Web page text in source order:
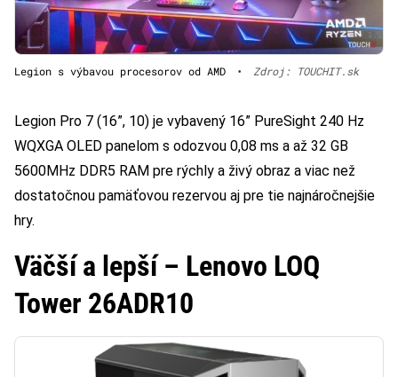
Legion s výbavou procesorov od AMD • Zdroj: TOUCHIT.sk
Legion Pro 7 (16”, 10) je vybavený 16” PureSight 240 Hz
WQXGA OLED panelom s odozvou 0,08 ms a až 32 GB
5600MHz DDR5 RAM pre rýchly a živý obraz a viac než
dostatočnou pamäťovou rezervou aj pre tie najnáročnejšie
hry.
Väčší a lepší – Lenovo LOQ
Tower 26ADR10